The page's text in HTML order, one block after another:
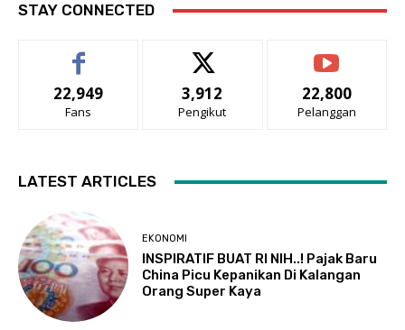
STAY CONNECTED
22,949
Fans
3,912
Pengikut
22,800
Pelanggan
LATEST ARTICLES
EKONOMI
INSPIRATIF BUAT RI NIH..! Pajak Baru
China Picu Kepanikan Di Kalangan
Orang Super Kaya